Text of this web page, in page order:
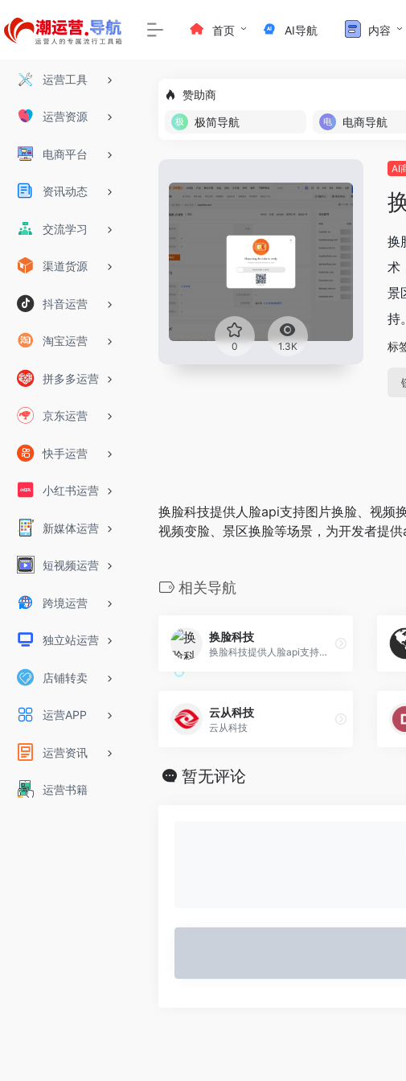
运营工具
运营资源
电商平台
资讯动态
交流学习
渠道货源
抖音运营
淘宝运营
拼多多运营
京东运营
快手运营
小红书运营
新媒体运营
短视频运营
跨境运营
独立站运营
店铺转卖
运营APP
运营资讯
运营书籍
首页 AI导航 内容
赞助商
极简导航
电商导航
0 1.3K
AI
换
术
景
持。
标
换脸科技提供人脸api支持图片换脸、视频
视频变脸、景区换脸等场景，为开发者提
相关导航
换脸科技
换脸科技提供人脸api支持图片换脸、视频换脸等人脸融合技术，可用于影视替身换脸、视频换脸、直播换脸、视频变脸、景区换脸等场景，为开发者提供api调用，为企业提ai创意支持。
云从科技
云从科技
暂无评论